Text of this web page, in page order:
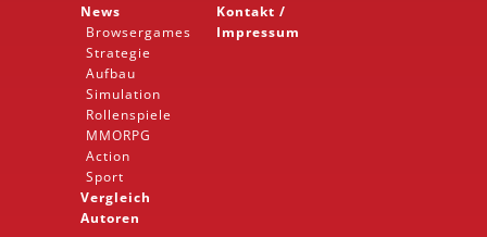
News
Browsergames
Strategie
Aufbau
Simulation
Rollenspiele
MMORPG
Action
Sport
Vergleich
Autoren
Kontakt /
Impressum